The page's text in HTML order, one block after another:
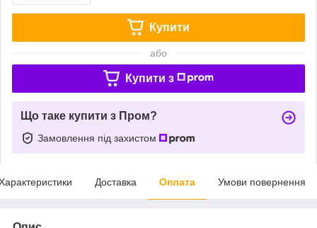
Купити
або
Купити з
Що таке купити з Пром?
Замовлення під захистом
Доставка Оплата Умови повернення